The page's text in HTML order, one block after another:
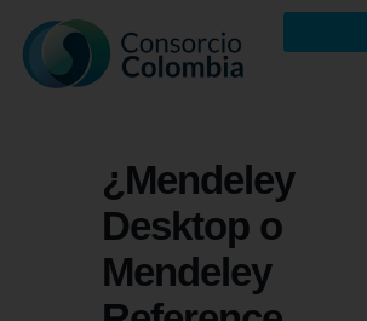
¿Mendeley
Desktop o
Mendeley